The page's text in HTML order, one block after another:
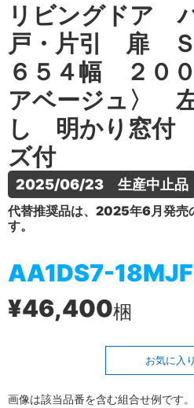
リビングドア
戸・片引 扉
６５４幅 ２０
アベージュ〉
し 明かり窓付
ズ付
2025/06/23　生産中止品
代替推奨品は、2025年6月発売
す。
AA1DS7-
¥46,400梱
お気に入り
画像は該当品番を含む組合せ例です。